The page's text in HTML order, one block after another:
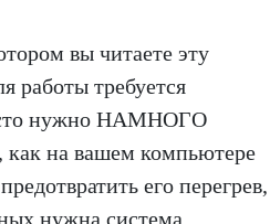
вы читаете эту
работы требуется
нужно НАМНОГО
как на вашем компьютере
его перегрев,
нужна система